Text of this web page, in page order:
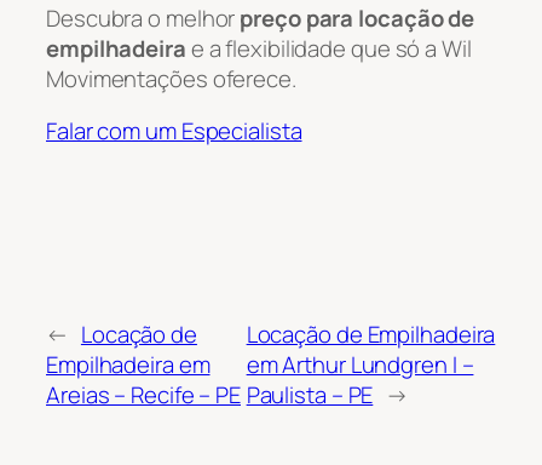
Descubra o melhorpreço para locação de
empilhadeirae a flexibilidade que só a Wil
Movimentações oferece.
Falar com um Especialista
← Locação de
Empilhadeira em
Areias – Recife – PE
Locação de Empilhadeira
em Arthur Lundgren I –
Paulista – PE →